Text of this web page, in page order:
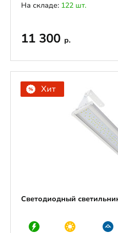
На складе: 122 шт.
11 300 р.
Хит
Светодиодный